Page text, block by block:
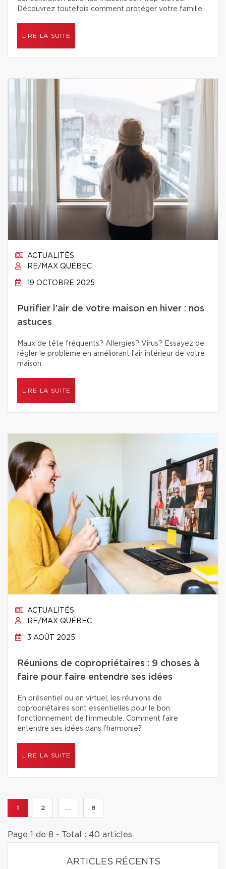
Découvrez toutefois comment protéger votre famille.
LIRE LA SUITE
ACTUALITÉS
RE/MAX QUÉBEC
19 OCTOBRE 2025
Purifier l’air de votre maison en hiver : nos
astuces
Maux de tête fréquents? Allergies? Virus? Essayez de
régler le problème en améliorant l’air intérieur de votre
maison.
LIRE LA SUITE
ACTUALITÉS
RE/MAX QUÉBEC
3 AOÛT 2025
Réunions de copropriétaires : 9 choses à
faire pour faire entendre ses idées
En présentiel ou en virtuel, les réunions de
copropriétaires sont essentielles pour le bon
fonctionnement de l’immeuble. Comment faire
entendre ses idées dans l’harmonie?
LIRE LA SUITE
1 2 ... 8
Page 1 de 8 - Total : 40 articles
ARTICLES RÉCENTS